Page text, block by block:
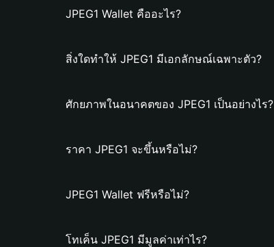
JPEG1 Wallet คืออะไร?
สิ่งใดทำให้ JPEG1 มีเอกลักษณ์เฉพาะตัว?
ศักยภาพในอนาคตของ JPEG1 เป็นอย่างไร?
ราคา JPEG1 จะขึ้นหรือไม่?
JPEG1 Wallet ฟรีหรือไม่?
โทเค็น JPEG1 มีมูลค่าเท่าไร?